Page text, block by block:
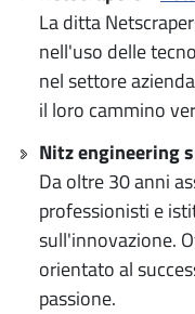
La ditta
nell'uso delle
nel settore
il loro cammino
Nitz engineering
Da oltre 30 anni
professionisti e
sull'innovazione.
orientato al
passione.